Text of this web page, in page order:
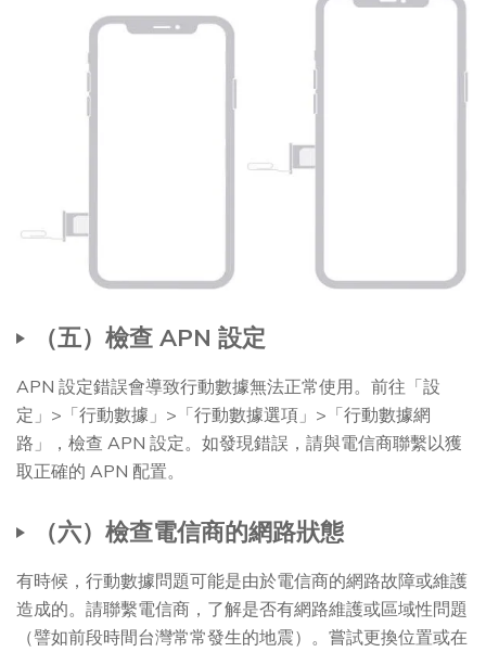
（五）檢查 APN 設定
APN 設定錯誤會導致行動數據無法正常使用。前往「設
定」>「行動數據」>「行動數據選項」>「行動數據網
路」，檢查 APN 設定。如發現錯誤，請與電信商聯繫以獲
取正確的 APN 配置。
（六）檢查電信商的網路狀態
有時候，行動數據問題可能是由於電信商的網路故障或維護
造成的。請聯繫電信商，了解是否有網路維護或區域性問題
（譬如前段時間台灣常常發生的地震）。嘗試更換位置或在